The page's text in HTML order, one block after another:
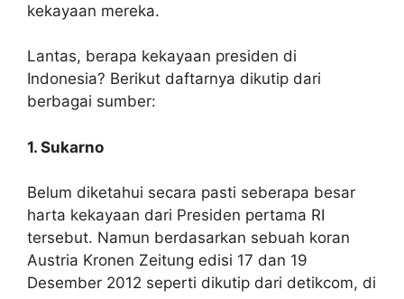
kekayaan mereka.
Lantas, berapa kekayaan presiden di
Indonesia? Berikut daftarnya dikutip dari
berbagai sumber:
1. Sukarno
Belum diketahui secara pasti seberapa besar
harta kekayaan dari Presiden pertama RI
tersebut. Namun berdasarkan sebuah koran
Austria Kronen Zeitung edisi 17 dan 19
Desember 2012 seperti dikutip dari detikcom, di